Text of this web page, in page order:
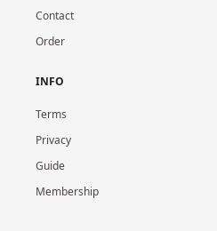
Contact
Order
INFO
Terms
Privacy
Guide
Membership